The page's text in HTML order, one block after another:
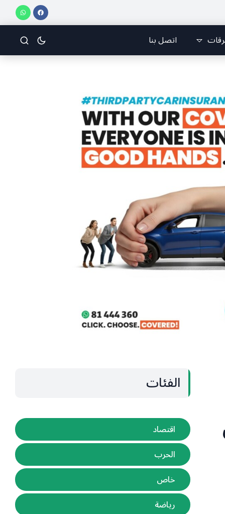
اتصل بنا
الفئات
اقتصاد
الحرب
خاص
رياضة